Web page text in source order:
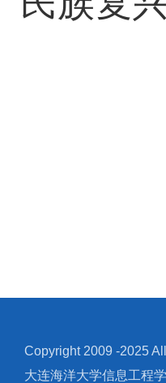
Copyright 2009 -2025
大连海洋大学信息工程